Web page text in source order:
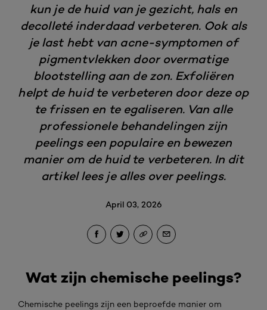
kun je de huid van je gezicht, hals en
decolleté inderdaad verbeteren. Ook als
je last hebt van acne-symptomen of
pigmentvlekken door overmatige
blootstelling aan de zon. Exfoliëren
helpt de huid te verbeteren door deze op
te frissen en te egaliseren. Van alle
professionele behandelingen zijn
peelings een populaire en bewezen
manier om de huid te verbeteren. In dit
artikel lees je alles over peelings.
April 03, 2026
Wat zijn chemische peelings?
Chemische peelings zijn een beproefde manier om